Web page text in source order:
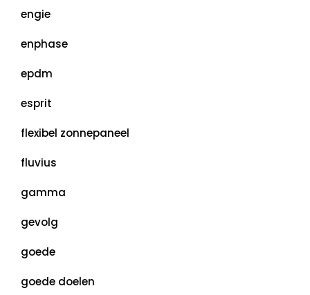
engie
enphase
epdm
esprit
flexibel zonnepaneel
fluvius
gamma
gevolg
goede
goede doelen